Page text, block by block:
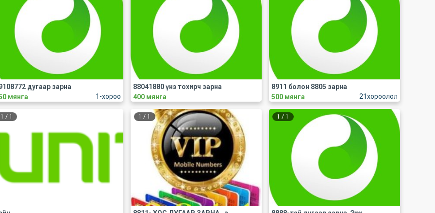
1-хороо
дугаар зарна
мянга
88041880 үнэ тохирч зарна
400 мянга
21хороолол
8911 болон 8805 зарна
500 мянга
1 / 1 1 / 1 1 /1